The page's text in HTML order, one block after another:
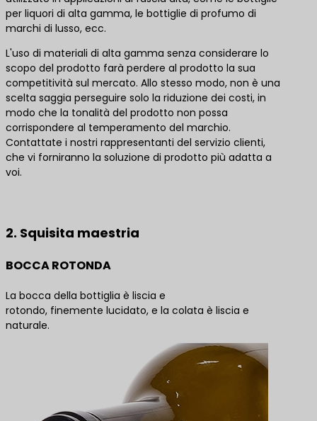
per liquori di alta gamma, le bottiglie di profumo di
marchi di lusso, ecc.
L'uso di materiali di alta gamma senza considerare lo
scopo del prodotto farà perdere al prodotto la sua
competitività sul mercato. Allo stesso modo, non è una
scelta saggia perseguire solo la riduzione dei costi, in
modo che la tonalità del prodotto non possa
corrispondere al temperamento del marchio.
Contattate i nostri rappresentanti del servizio clienti,
che vi forniranno la soluzione di prodotto più adatta a
voi.
2. Squisita maestria
BOCCA ROTONDA
La bocca della bottiglia è liscia e
rotondo, finemente lucidato, e la colata è liscia e
naturale.